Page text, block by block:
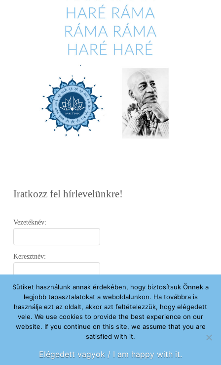
Iratkozz fel hírlevelünkre!
Vezetéknév:
Keresztnév:
Email:
Elfogadom az Adatvédelmi Nyilatkozatot.
Sütiket használunk annak érdekében, hogy biztosítsuk Önnek a
legjobb tapasztalatokat a weboldalunkon. Ha továbbra is
használja ezt az oldalt, akkor azt feltételezzük, hogy elégedett
vele. We use cookies to provide the best experience on our
website. If you continue on this site, we assume that you are
satisfied with it.
Elégedett vagyok / I am happy with it.